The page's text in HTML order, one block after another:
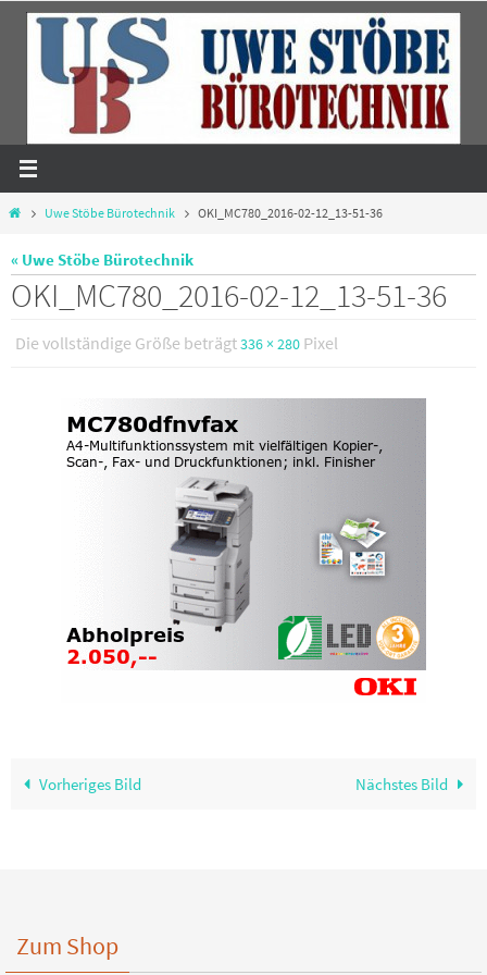
Zum
springen
StartUwe Stöbe Bürotechnik OKI_MC780_2016-02-12_13-51-36
« Uwe Stöbe Bürotechnik
OKI_MC780_2016-02-12_13-51-36
Die vollständige Größe beträgt336 × 280 Pixel
Vorheriges Bild Nächstes Bild
Zum Shop